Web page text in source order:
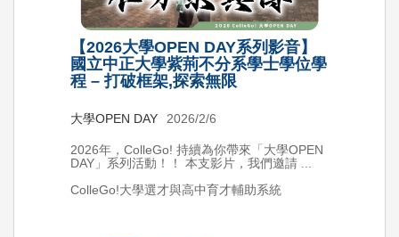
【2026大學OPEN DAY系列影音】
國立中正大學紫荊不分系學士學位學
程 – 打破框架,探索無限
大學OPEN DAY 2026/2/6
2026年，ColleGo! 持續為你帶來「大學OPEN
DAY」系列活動！！ 本支影片，我們邀請 ...
ColleGo!大學選才與高中育才輔助系統